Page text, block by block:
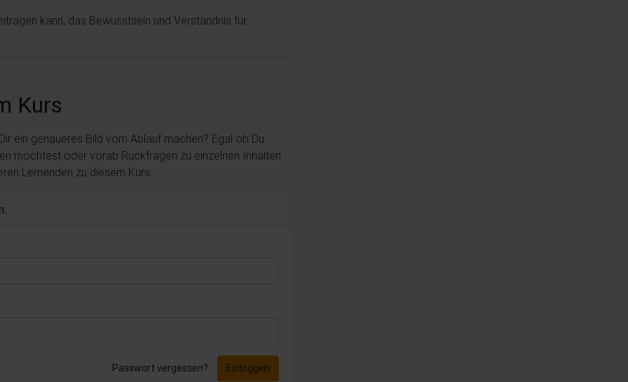
kann, das Bewusstsein und Verständnis für
Kurs
ein genaueres Bild vom Ablauf machen? Egal ob Du
möchtest oder vorab Rückfragen zu einzelnen Inhalten
Lernenden zu diesem Kurs.
Passwort vergessen? Einloggen